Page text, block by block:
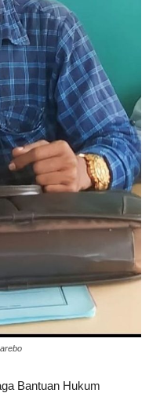
Bantuan Hukum